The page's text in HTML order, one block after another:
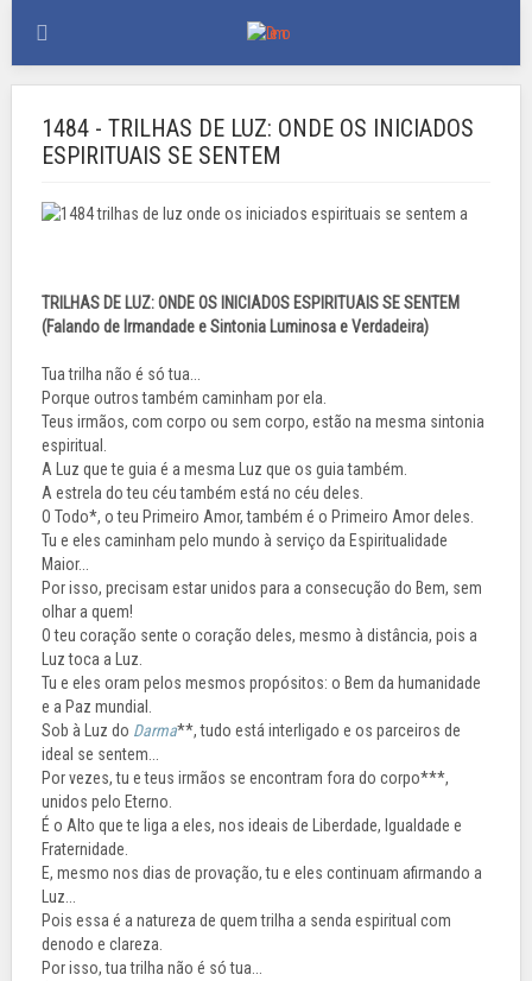
1484 - TRILHAS DE LUZ: ONDE OS INICIADOS
ESPIRITUAIS SE SENTEM
TRILHAS DE LUZ: ONDE OS INICIADOS ESPIRITUAIS SE SENTEM
(Falando de Irmandade e Sintonia Luminosa e Verdadeira)
Tua trilha não é só tua...
Porque outros também caminham por ela.
Teus irmãos, com corpo ou sem corpo, estão na mesma sintonia
espiritual.
A Luz que te guia é a mesma Luz que os guia também.
A estrela do teu céu também está no céu deles.
O Todo*, o teu Primeiro Amor, também é o Primeiro Amor deles.
Tu e eles caminham pelo mundo à serviço da Espiritualidade
Maior...
Por isso, precisam estar unidos para a consecução do Bem, sem
olhar a quem!
O teu coração sente o coração deles, mesmo à distância, pois a
Luz toca a Luz.
Tu e eles oram pelos mesmos propósitos: o Bem da humanidade
e a Paz mundial.
Sob à Luz do Darma**, tudo está interligado e os parceiros de
ideal se sentem...
Por vezes, tu e teus irmãos se encontram fora do corpo***,
unidos pelo Eterno.
É o Alto que te liga a eles, nos ideais de Liberdade, Igualdade e
Fraternidade.
E, mesmo nos dias de provação, tu e eles continuam afirmando a
Luz...
Pois essa é a natureza de quem trilha a senda espiritual com
denodo e clareza.
Por isso, tua trilha não é só tua...